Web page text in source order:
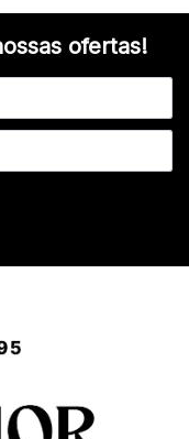
ofertas!